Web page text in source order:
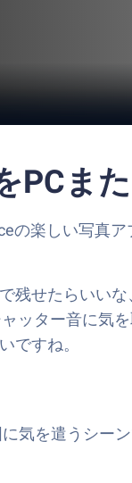
PCま
楽しい写真
残せたらいい
ッター音に気
ですね。
を遣うシー